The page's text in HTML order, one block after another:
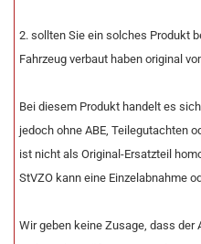
2. sollten Sie ein solches Produkt
Fahrzeug verbaut haben original
Bei diesem Produkt handelt es
jedoch ohne ABE, Teilegutachten
ist nicht als Original-Ersatzteil
StVZO kann eine Einzelabnahme
Wir geben keine Zusage, dass